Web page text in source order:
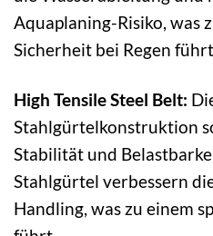
Aquaplaning-Risiko, was
Sicherheit bei Regen
High Tensile Steel Belt:
Stahlgürtelkonstruktion
Stabilität und
Stahlgürtel verbessern
Handling, was zu einem